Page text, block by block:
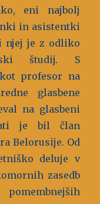
eni najbolj
in asistentki
njej je z odliko
študij. S
profesor na
glasbene
na glasbeni
je bil član
Belorusije. Od
deluje v
zasedb